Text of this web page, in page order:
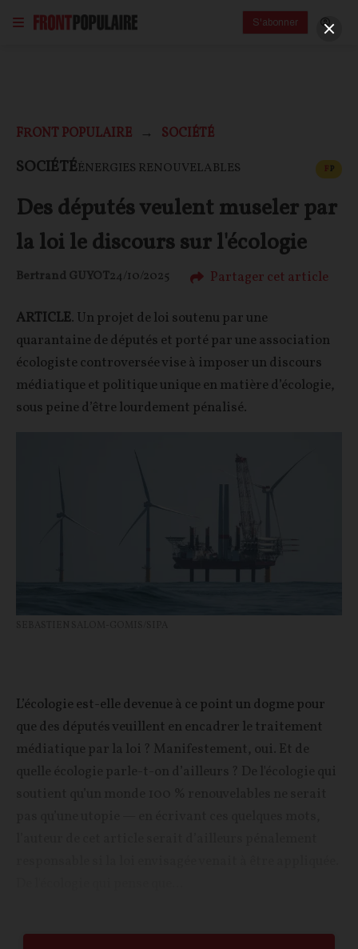
S'abonner
FRONT POPULAIRE SOCIÉTÉ
SOCIÉTÉÉNERGIES RENOUVELABLES FP
Des députés veulent museler par
la loi le discours sur l'écologie
Bertrand GUYOT24/10/2025 Partager cet article
ARTICLE. Un projet de loi soutenu par une
quarantaine de députés et porté par une association
écologiste controversée vise à imposer un discours
médiatique et politique unique en matière d’écologie,
sous peine d’être lourdement pénalisé.
L’écologie est-elle devenue à ce point un dogme pour
que des députés veuillent en encadrer le traitement
médiatique par la loi ? Manifestement, oui. Et de